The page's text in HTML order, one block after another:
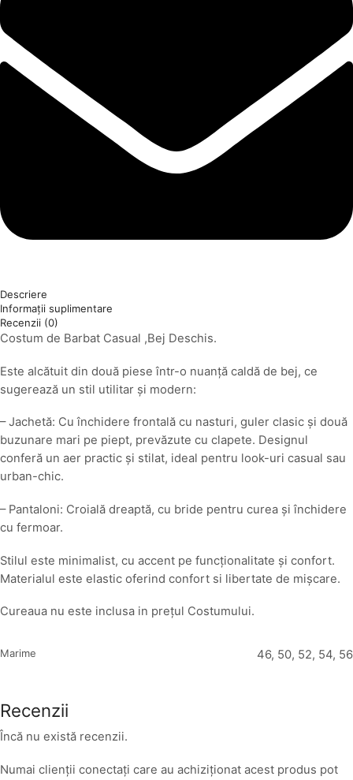
Descriere
Informații suplimentare
Recenzii (0)
Costum de Barbat Casual ,Bej Deschis.
Este alcătuit din două piese într-o nuanță caldă de bej, ce
sugerează un stil utilitar și modern:
– Jachetă: Cu închidere frontală cu nasturi, guler clasic și două
buzunare mari pe piept, prevăzute cu clapete. Designul
conferă un aer practic și stilat, ideal pentru look-uri casual sau
urban-chic.
– Pantaloni: Croială dreaptă, cu bride pentru curea și închidere
cu fermoar.
Stilul este minimalist, cu accent pe funcționalitate și confort.
Materialul este elastic oferind confort si libertate de mișcare.
Cureaua nu este inclusa in prețul Costumului.
Marime 46, 50, 52, 54, 56
Recenzii
Încă nu există recenzii.
Numai clienții conectați care au achiziționat acest produs pot